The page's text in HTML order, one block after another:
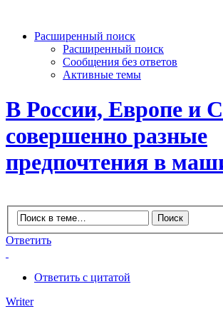
Расширенный поиск
Расширенный поиск
Сообщения без ответов
Активные темы
В России, Европе
совершенно разные
предпочтения в
Ответить
Ответить с цитатой
Writer